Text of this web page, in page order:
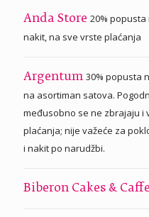
Anda Store 20%
nakit, na sve vrste plaćanja
Argentum 30% popusta
na asortiman satova.
međusobno se ne zbrajaju i
plaćanja; nije važeće za
i nakit po narudžbi.
Biberon Cakes & Caffe